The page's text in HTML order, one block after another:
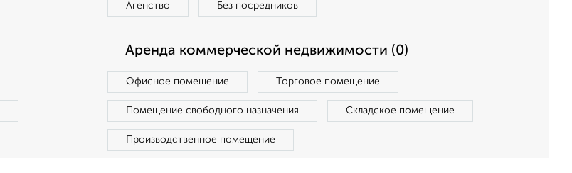
Агенство Без посредников
Аренда коммерческой недвижимости (0)
Офисное помещение Торговое помещение
Помещение свободного назначения Складское помещение
Производственное помещение